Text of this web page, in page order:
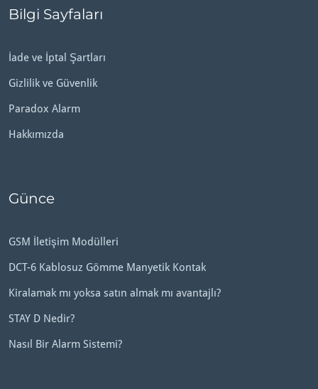
Bilgi Sayfaları
İade ve İptal Şartları
Gizlilik ve Güvenlik
Paradox Alarm
Hakkımızda
Günce
GSM İletişim Modülleri
DCT-6 Kablosuz Gömme Manyetik Kontak
Kiralamak mı yoksa satın almak mı avantajlı?
STAY D Nedir?
Nasıl Bir Alarm Sistemi?